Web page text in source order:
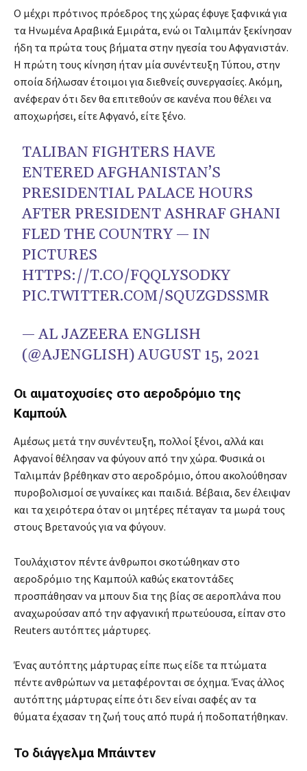
Ο μέχρι πρότινος πρόεδρος της χώρας έφυγε ξαφνικά για
τα Ηνωμένα Αραβικά Εμιράτα, ενώ οι Ταλιμπάν ξεκίνησαν
ήδη τα πρώτα τους βήματα στην ηγεσία του Αφγανιστάν.
Η πρώτη τους κίνηση ήταν μία συνέντευξη Τύπου, στην
οποία δήλωσαν έτοιμοι για διεθνείς συνεργασίες. Ακόμη,
ανέφεραν ότι δεν θα επιτεθούν σε κανένα που θέλει να
αποχωρήσει, είτε Αφγανό, είτε ξένο.
TALIBAN FIGHTERS HAVE
ENTERED AFGHANISTAN’S
PRESIDENTIAL PALACE HOURS
AFTER PRESIDENT ASHRAF GHANI
FLED THE COUNTRY — IN
PICTURES
HTTPS://T.CO/FQQLYSODKY
PIC.TWITTER.COM/SQUZGDSSMR
— AL JAZEERA ENGLISH
(@AJENGLISH)AUGUST 15, 2021
Οι αιματοχυσίες στο αεροδρόμιο της
Καμπούλ
Αμέσως μετά την συνέντευξη, πολλοί ξένοι, αλλά και
Αφγανοί θέλησαν να φύγουν από την χώρα. Φυσικά οι
Ταλιμπάν βρέθηκαν στο αεροδρόμιο, όπου ακολούθησαν
πυροβολισμοί σε γυναίκες και παιδιά. Βέβαια, δεν έλειψαν
και τα χειρότερα όταν οι μητέρες πέταγαν τα μωρά τους
στους Βρετανούς για να φύγουν.
Τουλάχιστον πέντε άνθρωποι σκοτώθηκαν στο
αεροδρόμιο της Καμπούλ καθώς εκατοντάδες
προσπάθησαν να μπουν δια της βίας σε αεροπλάνα που
αναχωρούσαν από την αφγανική πρωτεύουσα, είπαν στο
Reuters αυτόπτες μάρτυρες.
Ένας αυτόπτης μάρτυρας είπε πως είδε τα πτώματα
πέντε ανθρώπων να μεταφέρονται σε όχημα. Ένας άλλος
αυτόπτης μάρτυρας είπε ότι δεν είναι σαφές αν τα
θύματα έχασαν τη ζωή τους από πυρά ή ποδοπατήθηκαν.
Το διάγγελμα Μπάιντεν